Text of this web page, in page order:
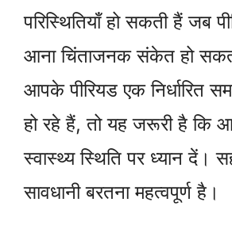
परिस्थितियाँ हो सकती हैं जब
आना चिंताजनक संकेत हो
आपके पीरियड एक निर्धारित
हो रहे हैं, तो यह जरूरी है कि
स्वास्थ्य स्थिति पर ध्यान दें।
सावधानी बरतना महत्वपूर्ण है।